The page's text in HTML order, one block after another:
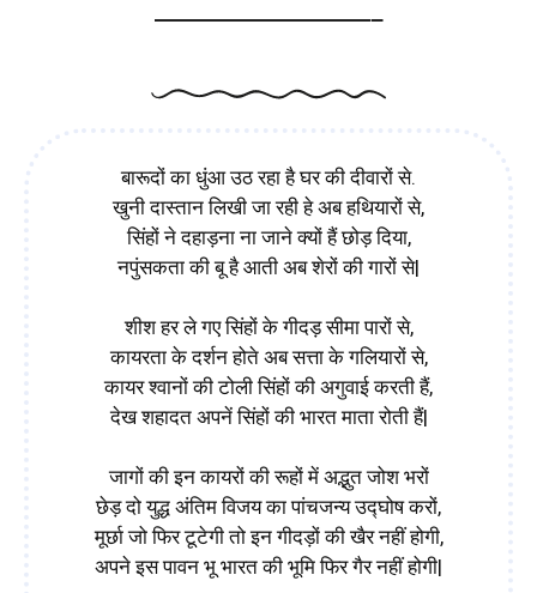
—————————–
बारूदों का धुंआ उठ रहा है घर की दीवारों से.
खुनी दास्तान लिखी जा रही हे अब हथियारों से,
सिंहों ने दहाड़ना ना जाने क्यों हैं छोड़ दिया,
नपुंसकता की बू है आती अब शेरों की गारों से|
शीश हर ले गए सिंहों के गीदड़ सीमा पारों से,
कायरता के दर्शन होते अब सत्ता के गलियारों से,
कायर श्वानों की टोली सिंहों की अगुवाई करती हैं,
देख शहादत अपनें सिंहों की भारत माता रोती हैं|
जागों की इन कायरों की रूहों में अद्भुत जोश भरों
छेड़ दो युद्ध अंतिम विजय का पांचजन्य उद्घोष करों,
मूर्छा जो फिर टूटेगी तो इन गीदड़ों की खैर नहीं होगी,
अपने इस पावन भू भारत की भूमि फिर गैर नहीं होगी|